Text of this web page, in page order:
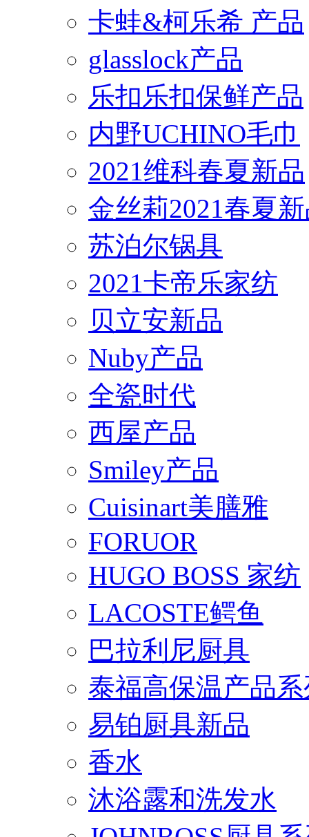
卡蛙&柯乐希 产品
glasslock产品
乐扣乐扣保鲜产品
内野UCHINO毛巾
2021维科春夏新品
金丝莉2021春夏
苏泊尔锅具
2021卡帝乐家纺
贝立安新品
Nuby产品
全瓷时代
西屋产品
Smiley产品
Cuisinart美膳雅
FORUOR
HUGO BOSS 家纺
LACOSTE鳄鱼
巴拉利尼厨具
泰福高保温产品
易铂厨具新品
香水
沐浴露和洗发水